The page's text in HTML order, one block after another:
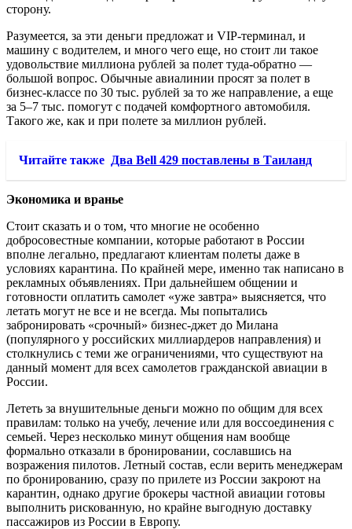
сторону.
Разумеется, за эти деньги предложат и VIP-терминал, и
машину с водителем, и много чего еще, но стоит ли такое
удовольствие миллиона рублей за полет туда-обратно —
большой вопрос. Обычные авиалинии просят за полет в
бизнес-классе по 30 тыс. рублей за то же направление, а еще
за 5–7 тыс. помогут с подачей комфортного автомобиля.
Такого же, как и при полете за миллион рублей.
Читайте также Два Bell 429 поставлены в Таиланд
Экономика и вранье
Стоит сказать и о том, что многие не особенно
добросовестные компании, которые работают в России
вполне легально, предлагают клиентам полеты даже в
условиях карантина. По крайней мере, именно так написано в
рекламных объявлениях. При дальнейшем общении и
готовности оплатить самолет «уже завтра» выясняется, что
летать могут не все и не всегда. Мы попытались
забронировать «срочный» бизнес-джет до Милана
(популярного у российских миллиардеров направления) и
столкнулись с теми же ограничениями, что существуют на
данный момент для всех самолетов гражданской авиации в
России.
Лететь за внушительные деньги можно по общим для всех
правилам: только на учебу, лечение или для воссоединения с
семьей. Через несколько минут общения нам вообще
формально отказали в бронировании, сославшись на
возражения пилотов. Летный состав, если верить менеджерам
по бронированию, сразу по прилете из России закроют на
карантин, однако другие брокеры частной авиации готовы
выполнить рискованную, но крайне выгодную доставку
пассажиров из России в Европу.